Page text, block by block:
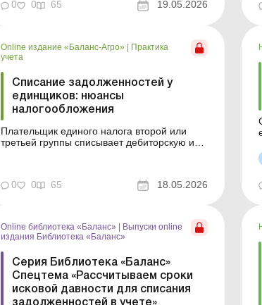
судебной практике, новым правилам
проверок и электронному
0 0 65 19.05.2026
Online издание «Баланс-Агро» | Практика
учета
Списание задолженностей у
единщиков: нюансы
налогообложения
Плательщик единого налога второй или
третьей группы списывает дебиторскую или
и юридических лиц. Баланс-Агро № 20 от
0 0 65 18.05.2026
Online библиотека «Баланс» | Выпуски online
издания Библиотека «Баланс»
Серия Библиотека «Баланс»
Спецтема «Рассчитываем сроки
исковой давности для списания
задолженностей в учете»